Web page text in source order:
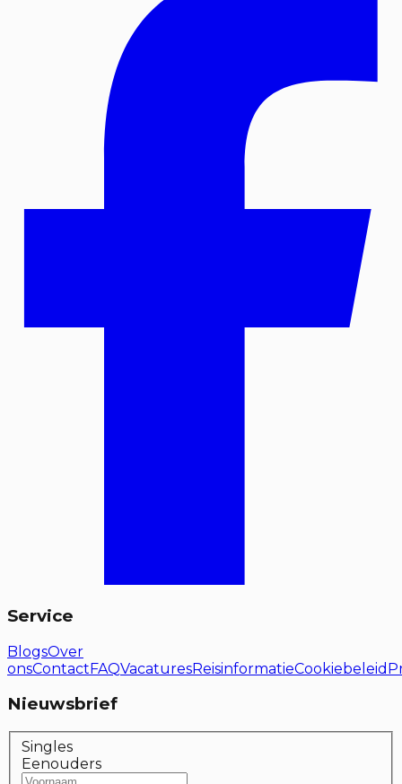
Service
BlogsOver
onsContactFAQVacaturesReisinformatieCookiebeleid
Nieuwsbrief
Singles
Eenouders